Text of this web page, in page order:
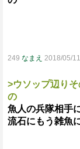
249 なまえ 2018/05/
>ウソップ辺り
の
魚人の兵隊相手
流石にもう雑魚